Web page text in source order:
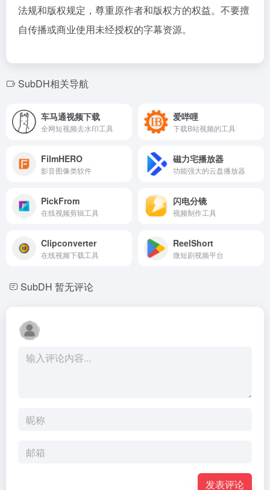
法规和版权规定，尊重原作者和版权方的权益。不要擅
自传播或商业使用未经授权的字幕资源。
SubDH相关导航
车马通视频下载
全网短视频去水印工具
爱哔哩
下载B站视频的工具
FilmHERO
影音图像类软件
磁力宅播放器
功能强大的云盘播放器
PickFrom
在线视频剪辑工具
闪电分镜
视频制作工具
Clipconverter
在线视频下载工具
ReelShort
微短剧视频平台
SubDH 暂无评论
发表评论